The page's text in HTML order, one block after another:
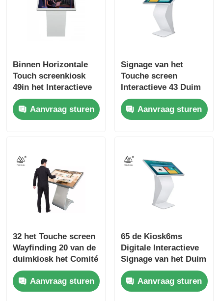
Binnen Horizontale
Touch screenkiosk
49in het Interactieve
Digitale Scherm
Aanvraag sturen
Signage van het
Touche screen
Interactieve 43 Duim
van de
klantenservicekiosk
Aanvraag sturen
32 het Touche screen
Wayfinding 20 van de
duimkiosk het Comité
van de Punt Infrarode
Aanraking Kiosk
Aanvraag sturen
65 de Kiosk6ms
Digitale Interactieve
Signage van het Duim
Horizontale Touche
screenAanvraag sturen